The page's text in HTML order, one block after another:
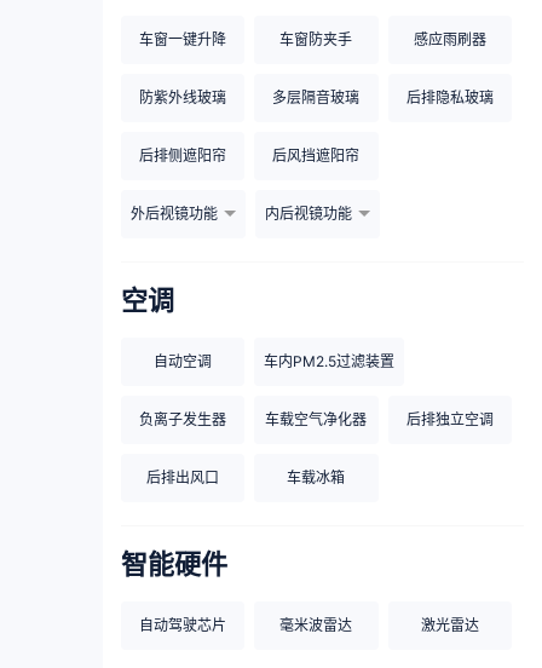
车窗一键升降 车窗防夹手 感应雨刷器
防紫外线玻璃 多层隔音玻璃 后排隐私玻璃
后排侧遮阳帘 后风挡遮阳帘
外后视镜功能 内后视镜功能
空调
自动空调 车内PM2.5过滤装置
负离子发生器 车载空气净化器 后排独立空调
后排出风口 车载冰箱
智能硬件
自动驾驶芯片 毫米波雷达 激光雷达